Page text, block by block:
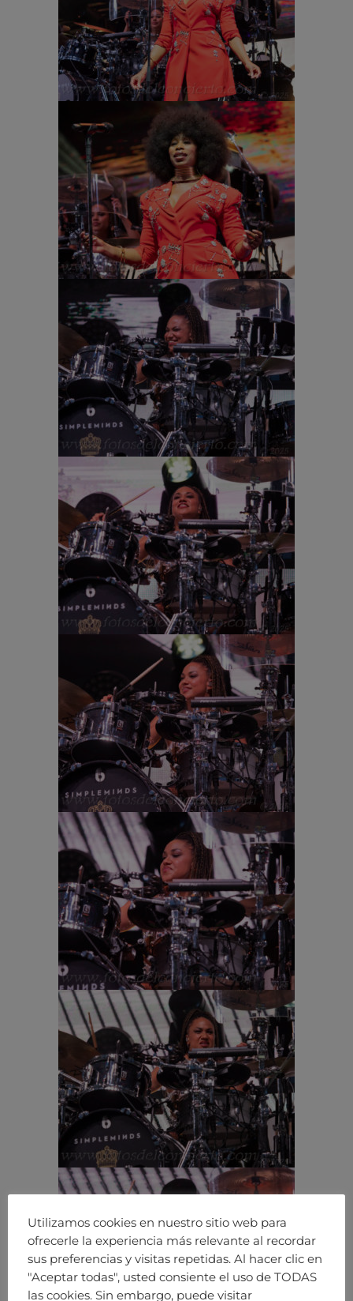
Utilizamos cookies en nuestro sitio web para
ofrecerle la experiencia más relevante al recordar
sus preferencias y visitas repetidas. Al hacer clic en
"Aceptar todas", usted consiente el uso de TODAS
las cookies. Sin embargo, puede visitar